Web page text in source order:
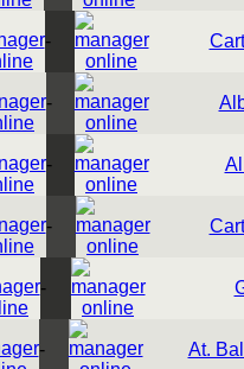
-
-
-
-
-
- At.